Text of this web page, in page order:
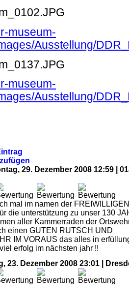
museum-
Ausstellung/
museum-
Ausstellung/
29. Dezember 2008 12:59 |
mal im namen der FREIWILLIGEN
die unterstützung zu unser 130
aller Kammerraden der
einen GUTEN RUTSCH UND
IM VORAUS das alles in
erfolg im nächsten jahr !!
23. Dezember 2008 23:01 |